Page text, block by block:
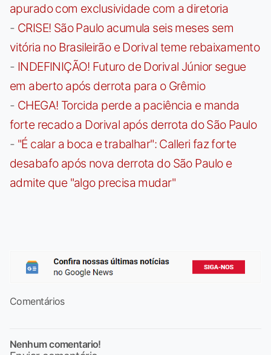
apurado com exclusividade com a diretoria
- CRISE! São Paulo acumula seis meses sem
vitória no Brasileirão e Dorival teme rebaixamento
- INDEFINIÇÃO! Futuro de Dorival Júnior segue
em aberto após derrota para o Grêmio
- CHEGA! Torcida perde a paciência e manda
forte recado a Dorival após derrota do São Paulo
- "É calar a boca e trabalhar": Calleri faz forte
desabafo após nova derrota do São Paulo e
admite que "algo precisa mudar"
Comentários
Nenhum comentario!